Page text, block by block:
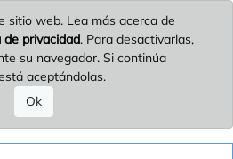
sitio web. Lea más acerca de
de privacidad. Para desactivarlas,
su navegador. Si continúa
aceptándolas.
Ok